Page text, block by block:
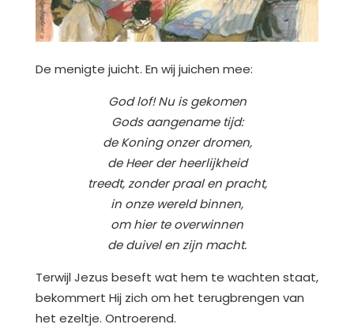
De menigte juicht. En wij juichen mee:
God lof! Nu is gekomen
Gods aangename tijd:
de Koning onzer dromen,
de Heer der heerlijkheid
treedt, zonder praal en pracht,
in onze wereld binnen,
om hier te overwinnen
de duivel en zijn macht.
Terwijl Jezus beseft wat hem te wachten staat,
bekommert Hij zich om het terugbrengen van
het ezeltje. Ontroerend.